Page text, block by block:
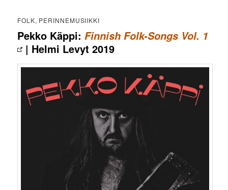
FOLK, PERINNEMUSIIKKI
Pekko Käppi: Finnish Folk-Songs Vol. 1
| Helmi Levyt 2019